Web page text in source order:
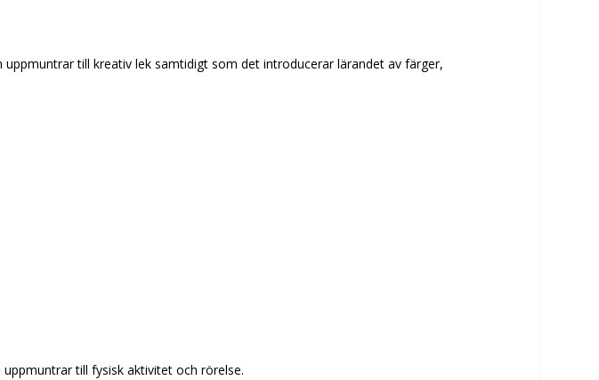
uppmuntrar till kreativ lek samtidigt som det introducerar lärandet av färger,
till fysisk aktivitet och rörelse.